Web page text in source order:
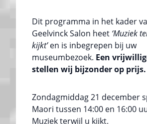
Dit programma in het kader
Geelvinck Salon heet ‘Muziek
kijkt’en is inbegrepen bij uw
museumbezoek. Een
stellen wij bijzonder op prijs.
Zondagmiddag 21 december
Maori tussen 14:00 en 16:00
Muziek terwijl u kijkt.